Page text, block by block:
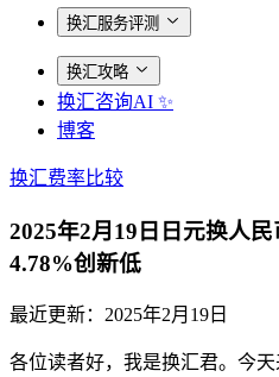
换汇服务评测
换汇攻略
换汇咨询AI ✨
博客
换汇费率比较
2025年2月19日日元换人
4.78%创新低
最近更新： 2025年2月19日
各位读者好，我是换汇君。今